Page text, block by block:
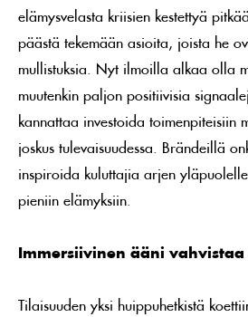
elämysvelasta kriisien kestettyä
päästä tekemään asioita, joista he
mullistuksia. Nyt ilmoilla alkaa olla
muutenkin paljon positiivisia
kannattaa investoida toimenpiteisiin
joskus tulevaisuudessa. Brändeillä
inspiroida kuluttajia arjen
pieniin elämyksiin.
Immersiivinen ääni
Tilaisuuden yksi huippuhetkistä